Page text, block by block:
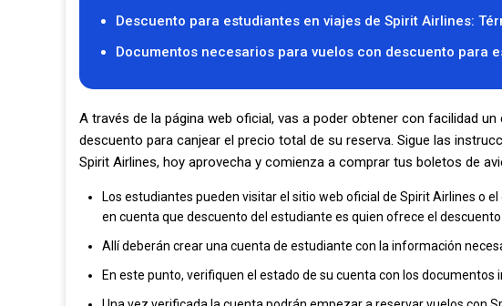
Descuento para estudiantes en viajes de Spirit Airlines:
Documentos necesarios para vuelos con descuento para
A través de la página web oficial, vas a poder obtener con facilidad
descuento para canjear el precio total de su reserva. Sigue las
Spirit Airlines, hoy aprovecha y comienza a comprar tus boletos de
Los estudiantes pueden visitar el sitio web oficial de Spirit Airlines o
en cuenta que descuento del estudiante es quien ofrece el
Allí deberán crear una cuenta de estudiante con la información
En este punto, verifiquen el estado de su cuenta con los documentos